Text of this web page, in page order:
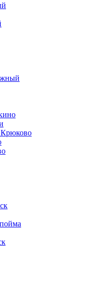
Крюково